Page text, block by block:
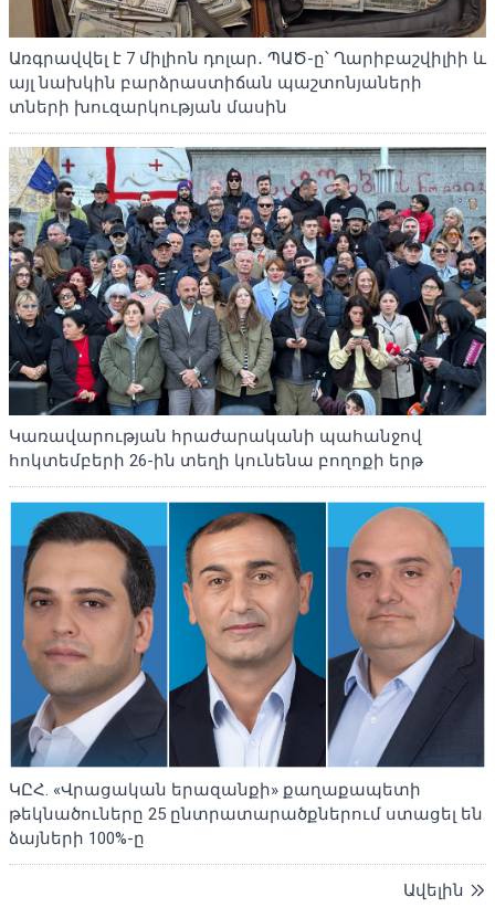
Առգրավվել է 7 միլիոն դոլար․ ՊԱԾ-ը՝ Ղարիբաշվիլիի և
այլ նախկին բարձրաստիճան պաշտոնյաների
տների խուզարկության մասին
Կառավարության հրաժարականի պահանջով
հոկտեմբերի 26-ին տեղի կունենա բողոքի երթ
ԿԸՀ. «Վրացական երազանքի» քաղաքապետի
թեկնածուները 25 ընտրատարածքներում ստացել են
ձայների 100%-ը
Ավելին